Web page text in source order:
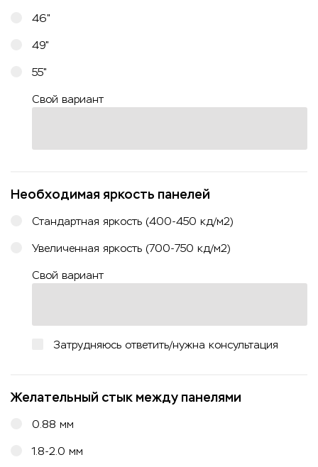
46"
49"
55"
Свой вариант
Необходимая яркость панелей
Стандартная яркость (400-450 кд/м2)
Увеличенная яркость (700-750 кд/м2)
Свой вариант
Затрудняюсь ответить/нужна консультация
Желательный стык между панелями
0.88 мм
1.8-2.0 мм